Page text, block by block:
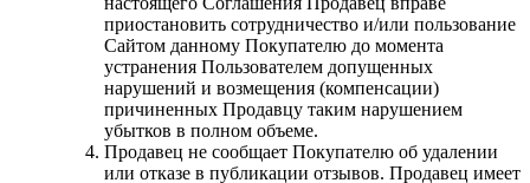
приостановить сотрудничество и/или пользование
Сайтом данному Покупателю до момента
устранения Пользователем допущенных
нарушений и возмещения (компенсации)
причиненных Продавцу таким нарушением
убытков в полном объеме.
Продавец не сообщает Покупателю об удалении
или отказе в публикации отзывов. Продавец имеет